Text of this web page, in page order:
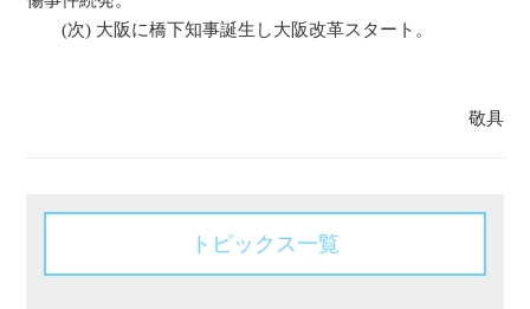
(次) 大阪に橋下知事誕生し大阪改革スタート。
敬具
トピックス一覧